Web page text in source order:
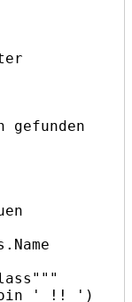
join ' !! ')